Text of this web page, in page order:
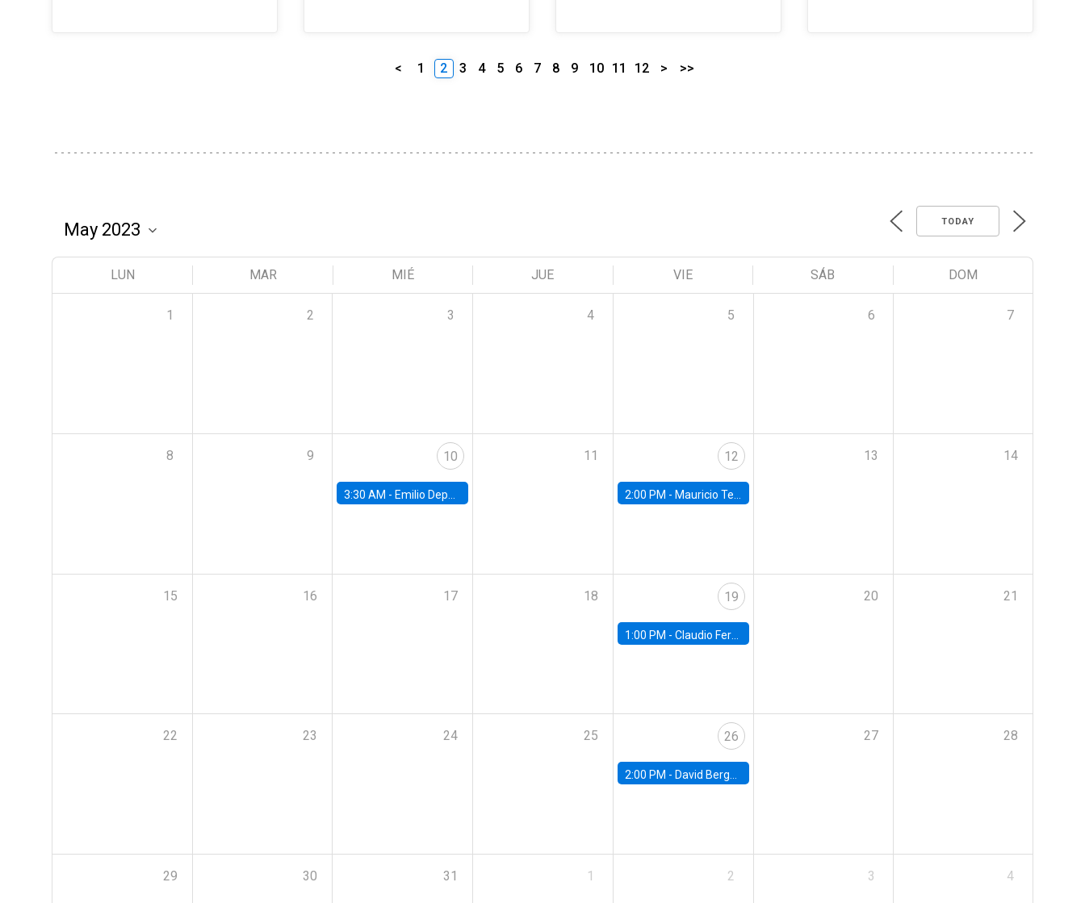
< 1 2 3 4 5 6 7 8 9 10 11 12 > >>
TODAY
LUN MAR MIÉ JUE VIE SÁB DOM
1 2 3 4 5 6 7
8 9 10
3:30 AM - Emilio Depetris-Chauvín, Universidad Católica
11 12
2:00 PM - Mauricio Tejada, UDP
13 14
15 16 17 18 19
1:00 PM - Claudio Ferraz, British Columbia
20 21
22 23 24 25 26
2:00 PM - David Berger, Duke
27 28
29 30 31 1 2 3 4